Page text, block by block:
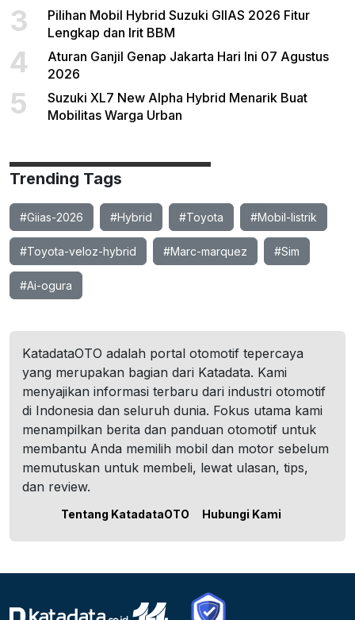
3
Pilihan Mobil Hybrid Suzuki GIIAS 2026 Fitur
Lengkap dan Irit BBM
4
Aturan Ganjil Genap Jakarta Hari Ini 07 Agustus
2026
5
Suzuki XL7 New Alpha Hybrid Menarik Buat
Mobilitas Warga Urban
Trending Tags
#Giias-2026 #Hybrid #Toyota #Mobil-listrik
#Toyota-veloz-hybrid #Marc-marquez #Sim
#Ai-ogura
KatadataOTO adalah portal otomotif tepercaya
yang merupakan bagian dari Katadata. Kami
menyajikan informasi terbaru dari industri otomotif
di Indonesia dan seluruh dunia. Fokus utama kami
menampilkan berita dan panduan otomotif untuk
membantu Anda memilih mobil dan motor sebelum
memutuskan untuk membeli, lewat ulasan, tips,
dan review.
Tentang KatadataOTO Hubungi Kami